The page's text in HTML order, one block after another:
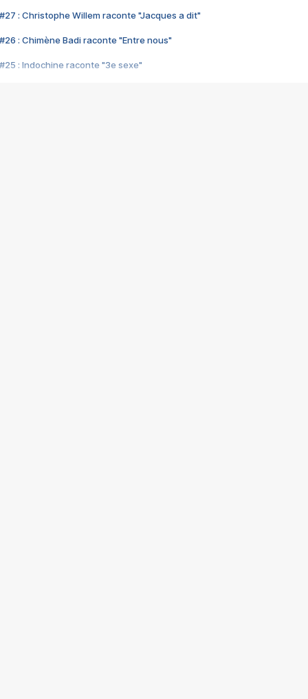
#27 : Christophe Willem raconte "Jacques a dit"
#26 : Chimène Badi raconte "Entre nous"
#25 : Indochine raconte "3e sexe"